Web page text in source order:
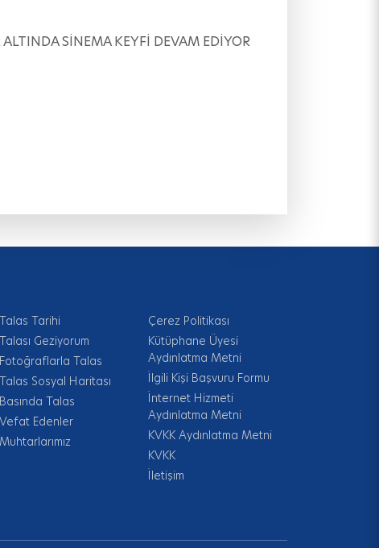
SİNEMA KEYFİ DEVAM EDİYOR
Talas Tarihi
Talası Geziyorum
Fotoğraflarla Talas
Talas Sosyal Haritası
Basında Talas
Vefat Edenler
Muhtarlarımız
Çerez Politikası
Kütüphane Üyesi
Aydınlatma Metni
İlgili Kişi Başvuru Formu
İnternet Hizmeti
Aydınlatma Metni
KVKK Aydınlatma Metni
KVKK
İletişim